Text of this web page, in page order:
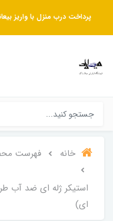
پرداخت درب منزل با واریز
خانه فهرست
ای)